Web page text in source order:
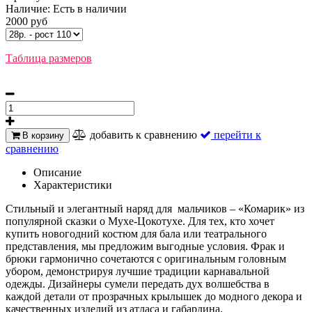
Наличие: Есть в наличии
2000 руб
Таблица размеров
В корзину добавить к сравнению
перейти к
сравнению
Описание
Характеристики
Стильный и элегантный наряд для мальчиков – «Комарик» из
популярной сказки о Мухе-Цокотухе. Для тех, кто хочет
купить новогодний костюм для бала или театрального
представления, мы предложим выгодные условия. Фрак и
брюки гармонично сочетаются с оригинальным головным
убором, демонстрируя лучшие традиции карнавальной
одежды. Дизайнеры сумели передать дух волшебства в
каждой детали от прозрачных крылышек до модного декора и
качественных изделий из атласа и габардина.